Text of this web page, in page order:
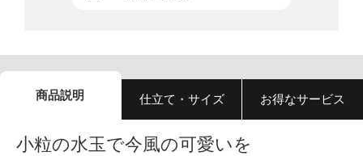
商品説明 仕立て・サイズ お得なサービス
小粒の水玉で今風の可愛いを